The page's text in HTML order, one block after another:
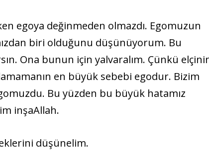
egoya değinmeden olmazdı. Egomuzun
biri olduğunu düşünüyorum. Bu
Ona bunun için yalvaralım. Çünkü
en büyük sebebi egodur. Bizim
Bu yüzden bu büyük hatamız
inşaAllah.
düşünelim.